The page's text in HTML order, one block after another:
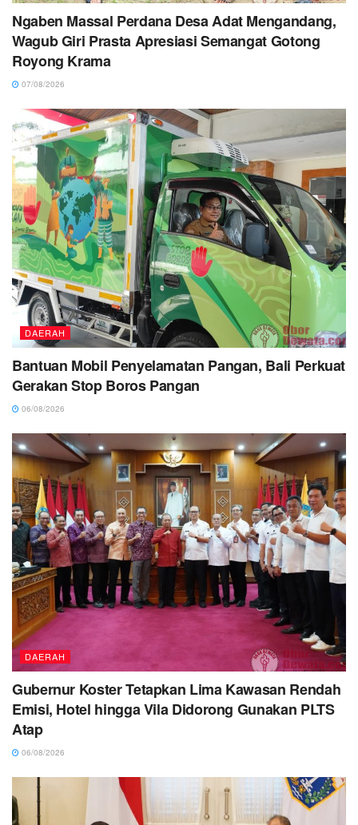
Ngaben Massal Perdana Desa Adat Mengandang,
Wagub Giri Prasta Apresiasi Semangat Gotong
Royong Krama
07/08/2026
DAERAH
Bantuan Mobil Penyelamatan Pangan, Bali Perkuat
Gerakan Stop Boros Pangan
06/08/2026
DAERAH
Gubernur Koster Tetapkan Lima Kawasan Rendah
Emisi, Hotel hingga Vila Didorong Gunakan PLTS
Atap
06/08/2026